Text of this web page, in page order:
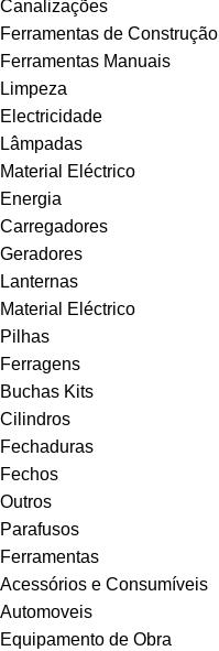
Canalizações
Ferramentas de Construção
Ferramentas Manuais
Limpeza
Electricidade
Lâmpadas
Material Eléctrico
Energia
Carregadores
Geradores
Lanternas
Material Eléctrico
Pilhas
Ferragens
Buchas Kits
Cilindros
Fechaduras
Fechos
Outros
Parafusos
Ferramentas
Acessórios e Consumíveis
Automoveis
Equipamento de Obra